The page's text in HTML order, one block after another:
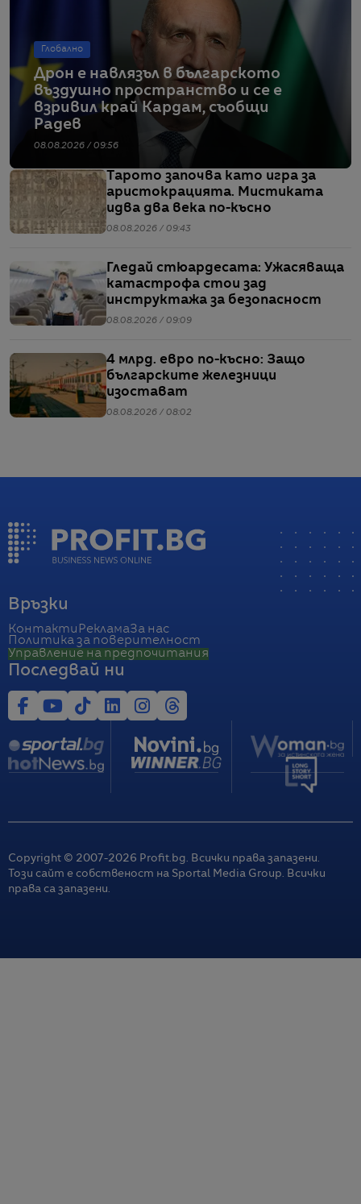
Глобално
Дрон е навлязъл в българското
въздушно пространство и се е
взривил край Кардам, съобщи
Радев
08.08.2026 / 09:56
Тарото започва като игра за
аристокрацията. Мистиката
идва два века по-късно
08.08.2026 / 09:43
Гледай стюардесата: Ужасяваща
катастрофа стои зад
инструктажа за безопасност
08.08.2026 / 09:09
4 млрд. евро по-късно: Защо
българските железници
изостават
08.08.2026 / 08:02
Връзки
Контакти РекламаЗа нас
Политика за поверителност
Управление на предпочитания
Последвай ни
Copyright © 2007-2026 Profit.bg. Всички права запазени.
Този сайт е собственост на Sportal Media Group. Всички
права са запазени.